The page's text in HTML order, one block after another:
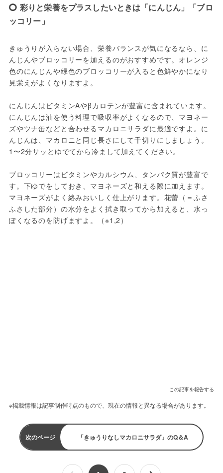
彩りと栄養をプラスしたいときは「にんじん」「ブロ
ッコリー」
きゅうりが入らない場合、栄養バランスが気になるなら、に
んじんやブロッコリーを加えるのがおすすめです。オレンジ
色のにんじんや緑色のブロッコリーが入ると色鮮やかになり
見栄えがよくなりますよ。
にんじんはビタミンAやβカロテンが豊富に含まれています。
にんじんは油を使う料理で吸収率がよくなるので、マヨネー
ズやツナ缶などと合わせるマカロニサラダに最適ですよ。に
んじんは、マカロニと同じ長さにして千切りにしましょう。
1〜2分サッとゆでてから冷まして加えてください。
ブロッコリーはビタミンやカルシウム、タンパク質が豊富で
す。下ゆでをしておき、マヨネーズと和える際に加えます。
マヨネーズがよく絡みおいしく仕上がります。花蕾（＝ふさ
ふさした部分）の水分をよく拭き取ってから加えると、水っ
ぽくなるのを防げますよ。（※1,2）
この記事を報告する
※掲載情報は記事制作時点のもので、現在の情報と異なる場合があります。
次のページ 「きゅうりなしマカロニサラダ」のQ＆A